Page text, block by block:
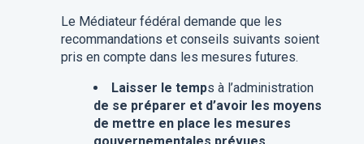
Le Médiateur fédéral demande que les
recommandations et conseils suivants soient
pris en compte dans les mesures futures.
Laisser le temps à l’administration
de se préparer et d’avoir les moyens
de mettre en place les mesures